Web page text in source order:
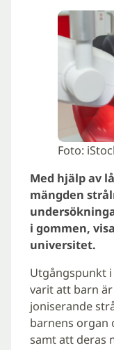
Foto:
Med hjälp av
mängden
i gommen,
universitet.
Utgångspunkt
varit att barn
joniserande
barnens organ
samt att deras